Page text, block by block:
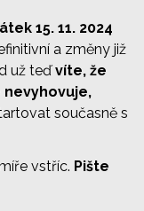
15. 11. 2024
a změny již
už teďvíte, že
současně s
vstříc. Pište